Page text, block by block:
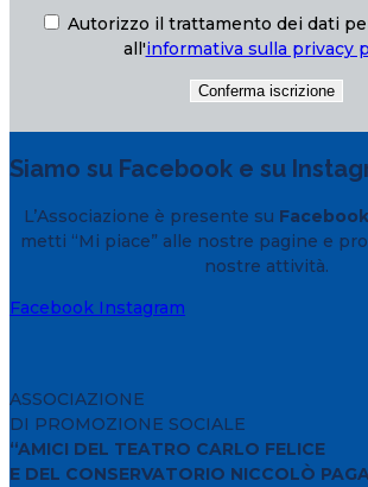
Autorizzo il trattamento dei dati
all'informativa sulla privacy
Siamo su Facebook e su
L’Associazione è presente su Facebook
metti “Mi piace” alle nostre pagine e
nostre attività.
Facebook Instagram
ASSOCIAZIONE
DI PROMOZIONE SOCIALE
“AMICI DEL TEATRO CARLO FELICE
E DEL CONSERVATORIO NICCOLÒ